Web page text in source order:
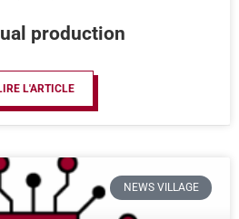
production
L'ARTICLE
NEWS VILLAGE